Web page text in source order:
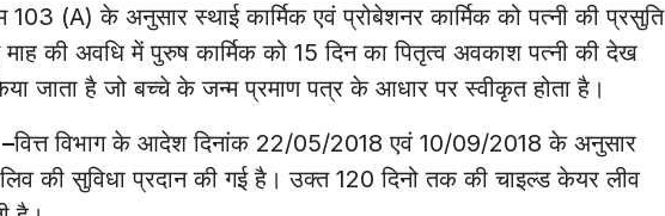
103 (A) के अनुसार स्थाई कार्मिक एवं प्रोबेशनर कार्मिक को पत्नी की प्रसुति
की अवधि में पुरुष कार्मिक को 15 दिन का पितृत्व अवकाश पत्नी की देख
जाता है जो बच्चे के जन्म प्रमाण पत्र के आधार पर स्वीकृत होता है।
वित्त विभाग के आदेश दिनांक 22/05/2018 एवं 10/09/2018 के अनुसार
की सुविधा प्रदान की गई है। उक्त 120 दिनो तक की चाइल्ड केयर लीव